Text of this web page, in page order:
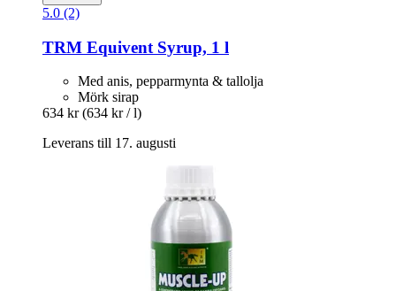
5.0 (2)
TRM Equivent Syrup, 1 l
Med anis, pepparmynta & tallolja
Mörk sirap
634 kr (634 kr / l)
Leverans till 17. augusti